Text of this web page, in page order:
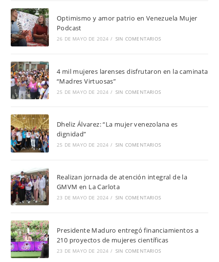
Optimismo y amor patrio en Venezuela Mujer
Podcast
26 DE MAYO DE 2024 / SIN COMENTARIOS
4 mil mujeres larenses disfrutaron en la caminata
“Madres Virtuosas”
25 DE MAYO DE 2024 / SIN COMENTARIOS
Dheliz Álvarez: “La mujer venezolana es
dignidad”
25 DE MAYO DE 2024 / SIN COMENTARIOS
Realizan jornada de atención integral de la
GMVM en La Carlota
23 DE MAYO DE 2024 / SIN COMENTARIOS
Presidente Maduro entregó financiamientos a
210 proyectos de mujeres científicas
23 DE MAYO DE 2024 / SIN COMENTARIOS